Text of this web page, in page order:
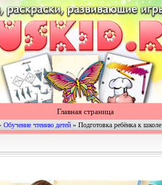
Главная страница
Обучение чтению детей» Подготовка ребёнка к школе